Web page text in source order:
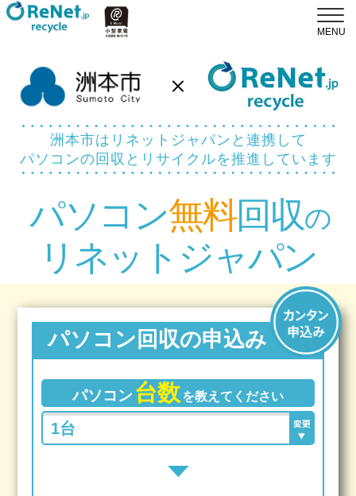
洲本市はリネットジャパンと連携して
パソコンの回収とリサイクルを推進しています
パソコン無料回収の
リネットジャパン
パソコン回収の申込み
パソコン 台数を教えてください